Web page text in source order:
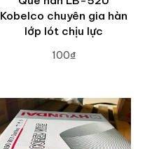
Kobelco chuyên gia hàn
lớp lót chịu lực
100₫